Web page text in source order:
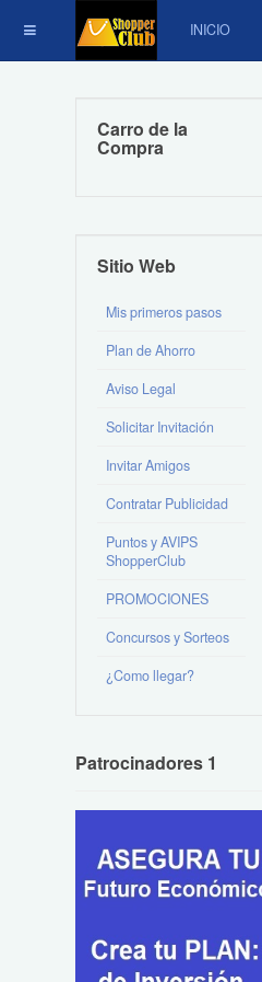
INICIO
Carro de la
Compra
Sitio Web
Mis primeros pasos
Plan de Ahorro
Aviso Legal
Solicitar Invitación
Invitar Amigos
Contratar Publicidad
Puntos y AVIPS
ShopperClub
PROMOCIONES
Concursos y Sorteos
¿Como llegar?
Patrocinadores 1